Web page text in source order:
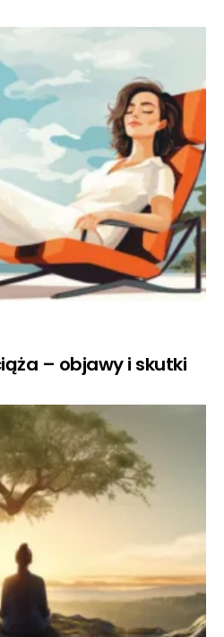
– objawy i skutki